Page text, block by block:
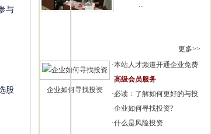
与
股
...
更多>>
企业如何寻找投资
·本站人才频道开通企业免费
·高级会员服务
·必读：了解如何更好的与投
·企业如何寻找投资?
·什么是风险投资